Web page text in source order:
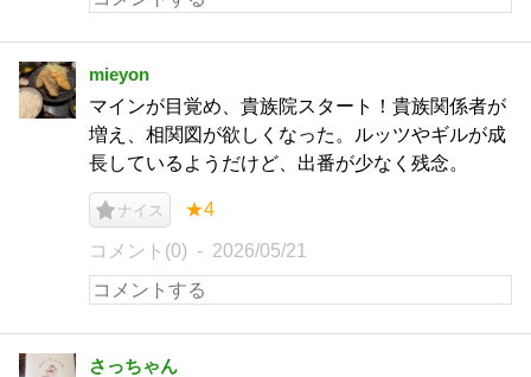
mieyon
マインが目覚め、貴族院スタート！貴族関係者が
増え、相関図が欲しくなった。ルッツやギルが成
長しているようだけど、出番が少なく残念。
ナイス ★4
コメント(0) 2026/05/21
さっちゃん